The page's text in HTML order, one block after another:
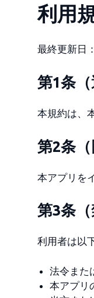
利用
最終更新日
第1条（
本規約は、
第2条（
本アプリを
第3条（
利用者は以
法令また
本アプリ